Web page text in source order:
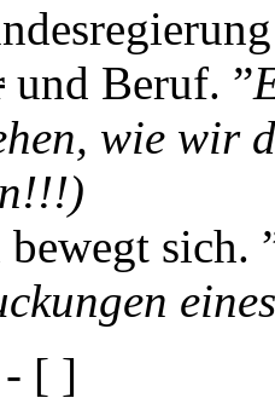
und Beruf. ”
wie wir
sich.
[ ]